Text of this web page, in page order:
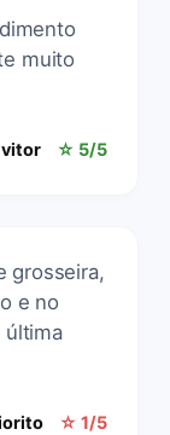
muito
☆ 5/5
grosseira,
e no
última
☆ 1/5